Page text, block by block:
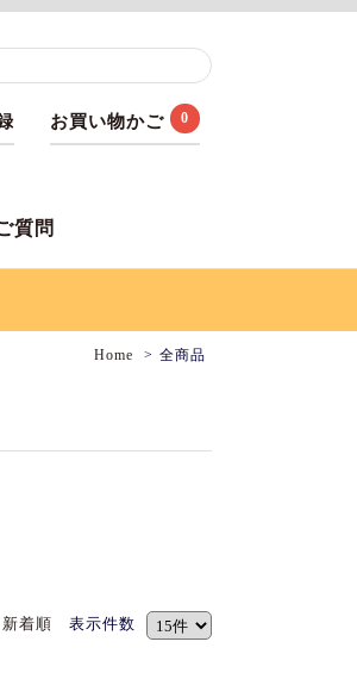
お買い物かご 0
質問
Home 全商品
新着順 表示件数